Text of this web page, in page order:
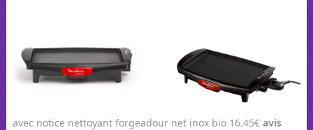
avec notice nettoyant forgeadour net inox bio 16.45€ avis